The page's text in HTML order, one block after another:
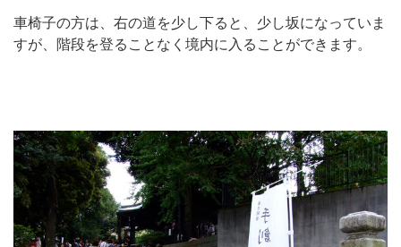
車椅子の方は、右の道を少し下ると、少し坂になっていま
すが、階段を登ることなく境内に入ることができます。